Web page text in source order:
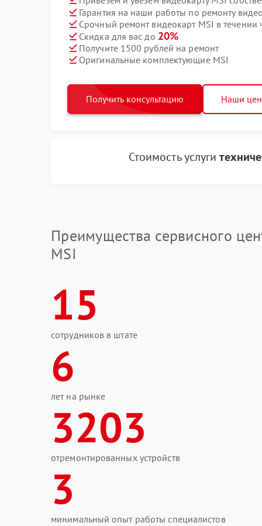
Гарантия на наши работы по ремонту
Срочный ремонт видеокарт MSI в течении
Скидка для вас до 20%
Получите 1500 рублей на ремонт
Оригинальные комплектующие MSI
Получить консультацию Наши
Стоимость услуги
Преимущества сервисного
MSI
15
сотрудников в штате
6
лет на рынке
3203
отремонтированных устройств
3
минимальный опыт работы специалистов